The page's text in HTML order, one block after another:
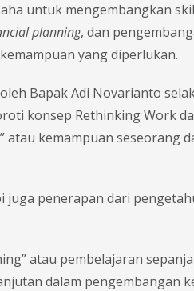
untuk mengembangkan
planning, dan
yang diperlukan.
Bapak Adi Novarianto
konsep Rethinking Work
atau kemampuan seseorang
penerapan dari
atau pembelajaran
dalam pengembangan